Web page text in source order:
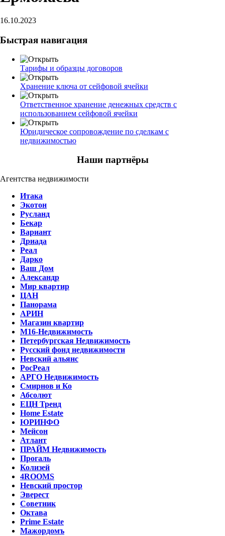
16.10.2023
Быстрая навигация
Тарифы и образцы договоров
Хранение ключа от сейфовой ячейки
Ответственное хранение денежных средств с
использованием сейфовой ячейки
Юридическое сопровождение по сделкам с
недвижимостью
Наши партнёры
Агентства недвижимости
Итака
Экотон
Русланд
Бекар
Вариант
Дриада
Реал
Дарко
Ваш Дом
Александр
Мир квартир
ЦАН
Панорама
АРИН
Магазин квартир
М16-Недвижимость
Петербургская Недвижимость
Русский фонд недвижимости
Невский альянс
РосРеал
АРГО Недвижимость
Смирнов и Ко
Абсолют
ЕЦН Тренд
Home Estate
ЮРИНФО
Мейсон
Атлант
ПРАЙМ Недвижимость
Прогаль
Колизей
4ROOMS
Невский простор
Эверест
Советник
Октава
Prime Estate
Мажордомъ